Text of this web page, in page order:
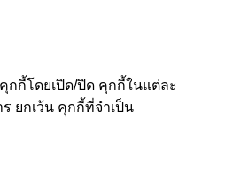
กี้โดยเปิด/ปิด คุกกี้ในแต่ละ
ยกเว้น คุกกี้ที่จำเป็น